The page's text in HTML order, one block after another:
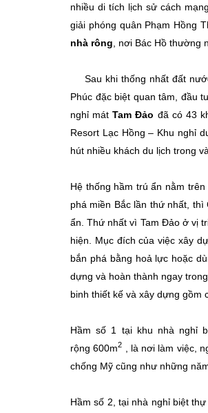
nhiều di tích lịch sử cách
giải phóng quân Phạm Hồng
nhà rông , nơi Bác Hồ thường
Sau khi thống nhất đất
Phúc đặc biệt quan tâm, đầu
nghỉ mátTam Đảo đã có 43
Resort Lạc Hồng – Khu nghỉ
hút nhiều khách du lịch trong
Hệ thống hầm trú ẩn nằm trên
phá miền Bắc lần thứ nhất,
ẩn. Thứ nhất vì Tam Đảo ở vị
hiện. Mục đích của việc xây
bắn phá bằng hoả lực hoặc
dựng và hoàn thành ngay
binh thiết kế và xây dựng gồm
Hầm số 1 tại khu nhà nghỉ
rộng 600m2
, là nơi làm việc,
chống Mỹ cũng như những
Hầm số 2, tại nhà nghỉ biệt